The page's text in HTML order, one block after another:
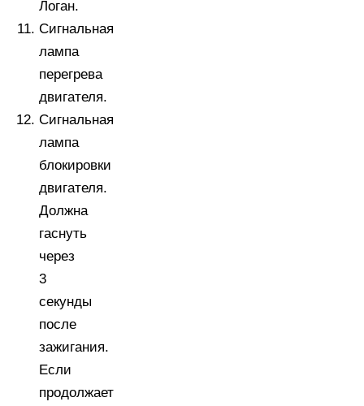
Логан.
Сигнальная
лампа
перегрева
двигателя.
Сигнальная
лампа
блокировки
двигателя.
Должна
гаснуть
через
3
секунды
после
зажигания.
Если
продолжает